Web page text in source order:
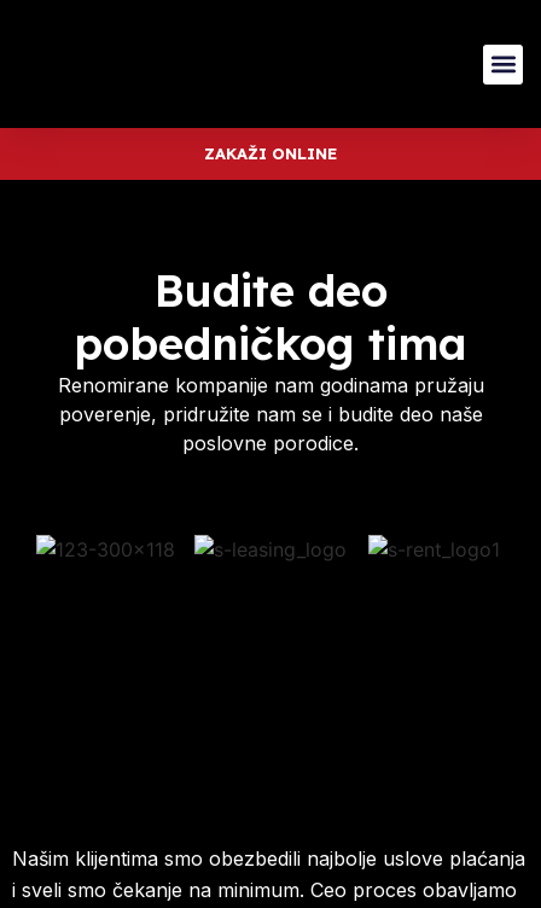
ZAKAŽI ONLINE
Budite deo
pobedničkog tima
Renomirane kompanije nam godinama pružaju
poverenje, pridružite nam se i budite deo naše
poslovne porodice.
Našim klijentima smo obezbedili najbolje uslove plaćanja
i sveli smo čekanje na minimum. Ceo proces obavljamo